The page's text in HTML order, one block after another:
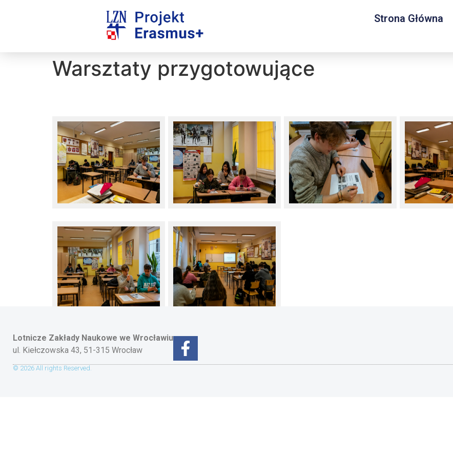
Strona Główna
Warsztaty przygotowujące
Lotnicze Zakłady Naukowe we Wrocławiu
ul. Kiełczowska 43, 51-315 Wrocław
© 2026 All rights Reserved.